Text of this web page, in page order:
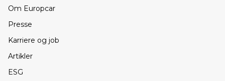
Om Europcar
Presse
Karriere og job
Artikler
ESG